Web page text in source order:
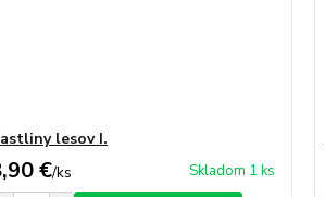
lesov I.
€/ks Skladom 1 ks